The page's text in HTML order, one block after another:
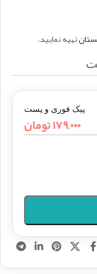
تهیه نمایید.
پیک فوری و پست
۱۷۹,۰۰۰تومان